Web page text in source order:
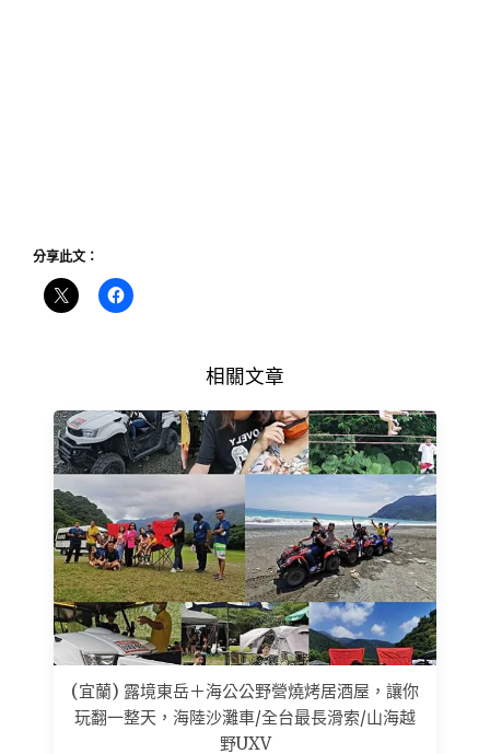
分享此文：
相關文章
(宜蘭) 露境東岳＋海公公野營燒烤居酒屋，讓你
玩翻一整天，海陸沙灘車/全台最長滑索/山海越
野UXV